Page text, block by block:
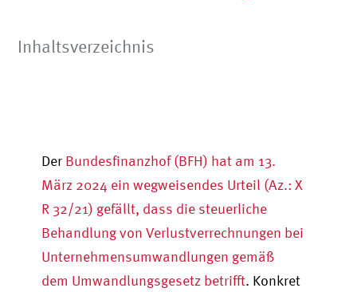
Inhaltsverzeichnis
Der Bundesfinanzhof (BFH) hat am 13.
März 2024 ein wegweisendes Urteil (Az.: X
R 32/21) gefällt, dass die steuerliche
Behandlung von Verlustverrechnungen bei
Unternehmensumwandlungen gemäß
dem Umwandlungsgesetz betrifft. Konkret